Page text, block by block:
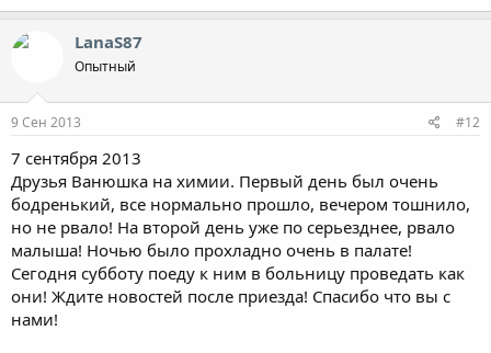
LanaS87
Опытный
9 Сен 2013 #12
7 сентября 2013
Друзья Ванюшка на химии. Первый день был очень
бодренький, все нормально прошло, вечером тошнило,
но не рвало! На второй день уже по серьезднее, рвало
малыша! Ночью было прохладно очень в палате!
Сегодня субботу поеду к ним в больницу проведать как
они! Ждите новостей после приезда! Спасибо что вы с
нами!